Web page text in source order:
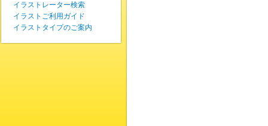
イラストレーター検索
イラストご利用ガイド
イラストタイプのご案内